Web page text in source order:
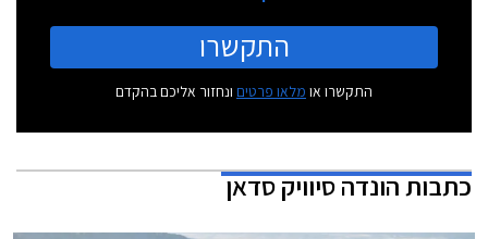
התקשרו
התקשרו או מלאו פרטים ונחזור אליכם בהקדם
כתבותהונדה סיוויק סדאן